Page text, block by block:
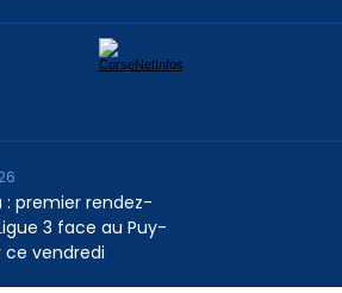
: premier rendez-
3 face au Puy-
ce vendredi